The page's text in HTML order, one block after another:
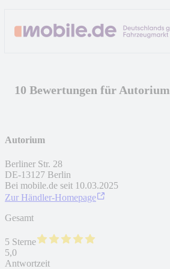
10 Bewertungen für Autorium
Autorium
Berliner Str. 28
DE-13127 Berlin
Bei mobile.de seit 10.03.2025
Zur Händler-Homepage
Gesamt
5 Sterne
5,0
Antwortzeit